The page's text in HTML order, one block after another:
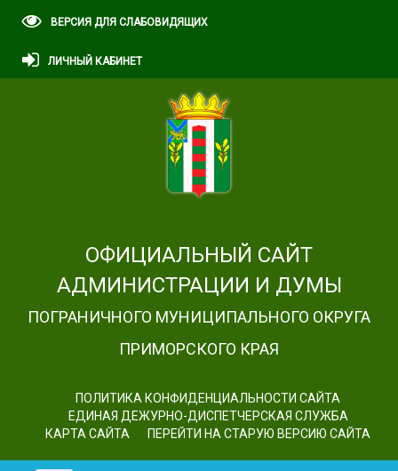
ВЕРСИЯ ДЛЯ СЛАБОВИДЯЩИХ
ЛИЧНЫЙ КАБИНЕТ
ОФИЦИАЛЬНЫЙ САЙТ
АДМИНИСТРАЦИИ И ДУМЫ
ПОГРАНИЧНОГО МУНИЦИПАЛЬНОГО ОКРУГА
ПРИМОРСКОГО КРАЯ
ПОЛИТИКА КОНФИДЕНЦИАЛЬНОСТИ САЙТА
ЕДИНАЯ ДЕЖУРНО-ДИСПЕТЧЕРСКАЯ СЛУЖБА
КАРТА САЙТА
ПЕРЕЙТИ НА СТАРУЮ ВЕРСИЮ САЙТА